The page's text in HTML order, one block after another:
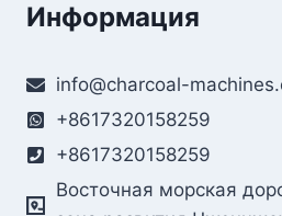
Информация
info@charcoal-
+8617320158259
+8617320158259
Восточная морская